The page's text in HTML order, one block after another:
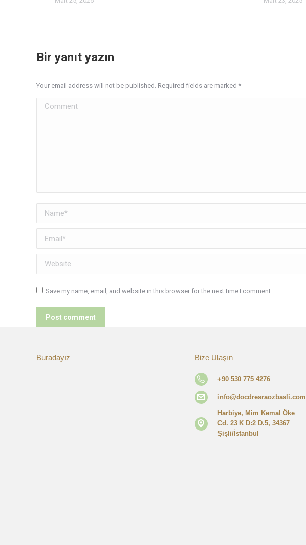
Bir yanıt yazın
Your email address will not be published. Required fields are marked *
Comment
Name *
Email *
Website
Save my name, email, and website in this browser for the next time I comment.
Post comment
Buradayız Bize Ulaşın
+90 530 775 4276
info@docdresraozbasli.com
Harbiye, Mim Kemal Öke
Cd. 23 K D:2 D.5, 34367
Şişli/İstanbul